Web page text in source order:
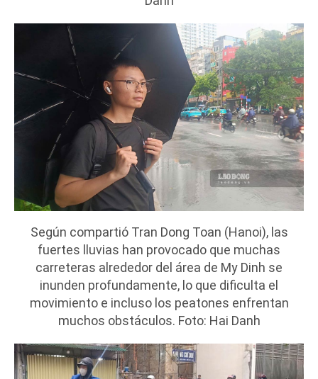
Según compartió Tran Dong Toan (Hanoi), las
fuertes lluvias han provocado que muchas
carreteras alrededor del área de My Dinh se
inunden profundamente, lo que dificulta el
movimiento e incluso los peatones enfrentan
muchos obstáculos. Foto: Hai Danh